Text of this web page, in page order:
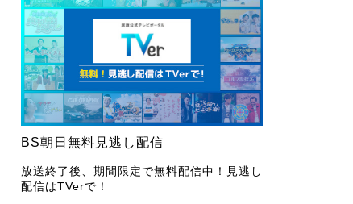
BS朝日無料見逃し配信
放送終了後、期間限定で無料配信中！見逃し
配信はTVerで！